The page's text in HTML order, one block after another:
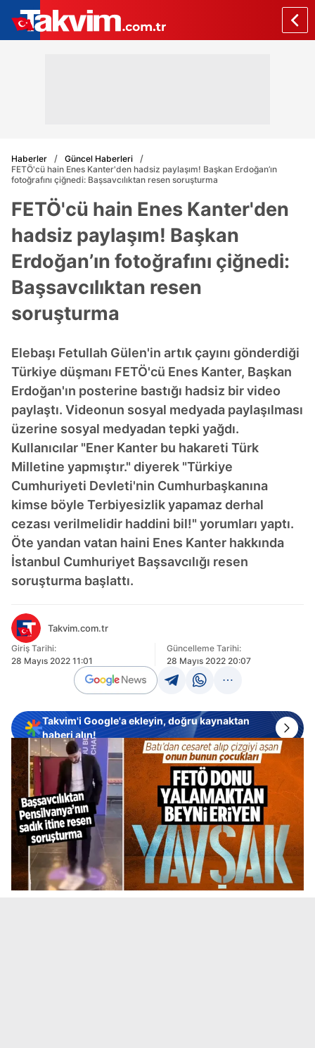
Haberler
Güncel Haberleri
FETÖ'cü hain Enes Kanter'den hadsiz paylaşım! Başkan Erdoğan’ın
fotoğrafını çiğnedi: Başsavcılıktan resen soruşturma
FETÖ'cü hain Enes Kanter'den
hadsiz paylaşım! Başkan
Erdoğan’ın fotoğrafını çiğnedi:
Başsavcılıktan resen
soruşturma
Elebaşı Fetullah Gülen'in artık çayını gönderdiği
Türkiye düşmanı FETÖ'cü Enes Kanter, Başkan
Erdoğan'ın posterine bastığı hadsiz bir video
paylaştı. Videonun sosyal medyada paylaşılması
üzerine sosyal medyadan tepki yağdı.
Kullanıcılar "Ener Kanter bu hakareti Türk
Milletine yapmıştır." diyerek "Türkiye
Cumhuriyeti Devleti'nin Cumhurbaşkanına
kimse böyle Terbiyesizlik yapamaz derhal
cezası verilmelidir haddini bil!" yorumları yaptı.
Öte yandan vatan haini Enes Kanter hakkında
İstanbul Cumhuriyet Başsavcılığı resen
soruşturma başlattı.
Takvim.com.tr
Giriş Tarihi:
28 Mayıs 2022 11:01
Güncelleme Tarihi:
28 Mayıs 2022 20:07
Takvim'i Google'a ekleyin, doğru kaynaktan
haberi alın!